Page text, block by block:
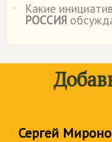
˙
Какие
РОССИЯ
Сергей